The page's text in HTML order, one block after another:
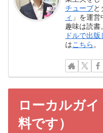
チューブと
ィ 」を運営
趣味は読書
ドルで出
はこちら 。
ローカルガ
料です）